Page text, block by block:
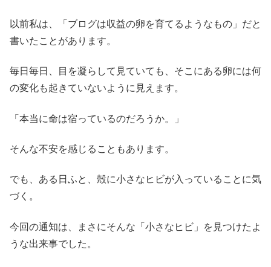
以前私は、「ブログは収益の卵を育てるようなもの」だと
書いたことがあります。
毎日毎日、目を凝らして見ていても、そこにある卵には何
の変化も起きていないように見えます。
「本当に命は宿っているのだろうか。」
そんな不安を感じることもあります。
でも、ある日ふと、殻に小さなヒビが入っていることに気
づく。
今回の通知は、まさにそんな「小さなヒビ」を見つけたよ
うな出来事でした。